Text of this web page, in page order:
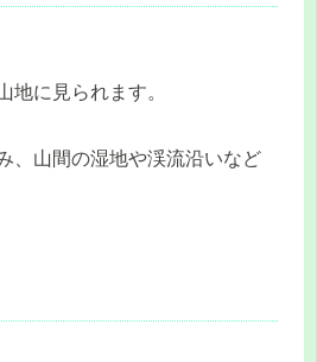
地に見られます。
、山間の湿地や渓流沿いなど